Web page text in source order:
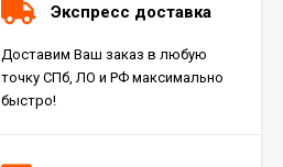
Экспресс доставка
Доставим Ваш заказ в любую
точку СПб, ЛО и РФ максимально
быстро!